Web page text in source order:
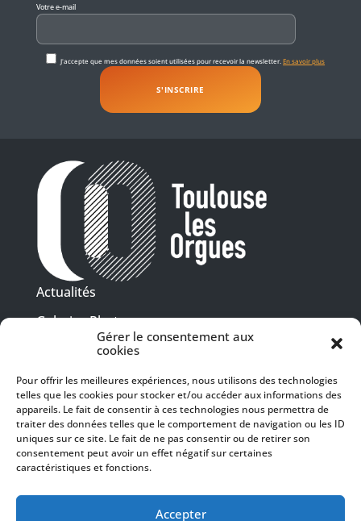
Gérer le consentement aux
cookies
Pour offrir les meilleures expériences, nous utilisons des technologies
telles que les cookies pour stocker et/ou accéder aux informations des
appareils. Le fait de consentir à ces technologies nous permettra de
traiter des données telles que le comportement de navigation ou les ID
uniques sur ce site. Le fait de ne pas consentir ou de retirer son
consentement peut avoir un effet négatif sur certaines
caractéristiques et fonctions.
Accepter
Votre e-mail
J'accepte que mes données soient utilisées pour recevoir la newsletter.En savoir plus
Actualités
Galeries Photos
Vidéothèque
Presse
Programme PDF
Billetterie
Recrutement
Mentions légales
SUIVEZ-NOUS